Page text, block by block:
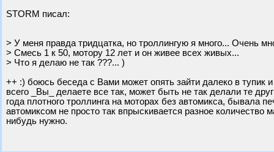
STORM писал:
> У меня правда тридцатка, но троллингую я много... Очень
> Смесь 1 к 50, мотору 12 лет и он живее всех живых...
> Что я делаю не так ???... )
++ :) боюсь беседа с Вами может опять зайти далеко в тупик
всего _Вы_ делаете все так, может быть не так делали те
года плотного троллинга на моторах без автомикса, бывала
автомиксом не просто так впрыскивается разное
нибудь нужно.